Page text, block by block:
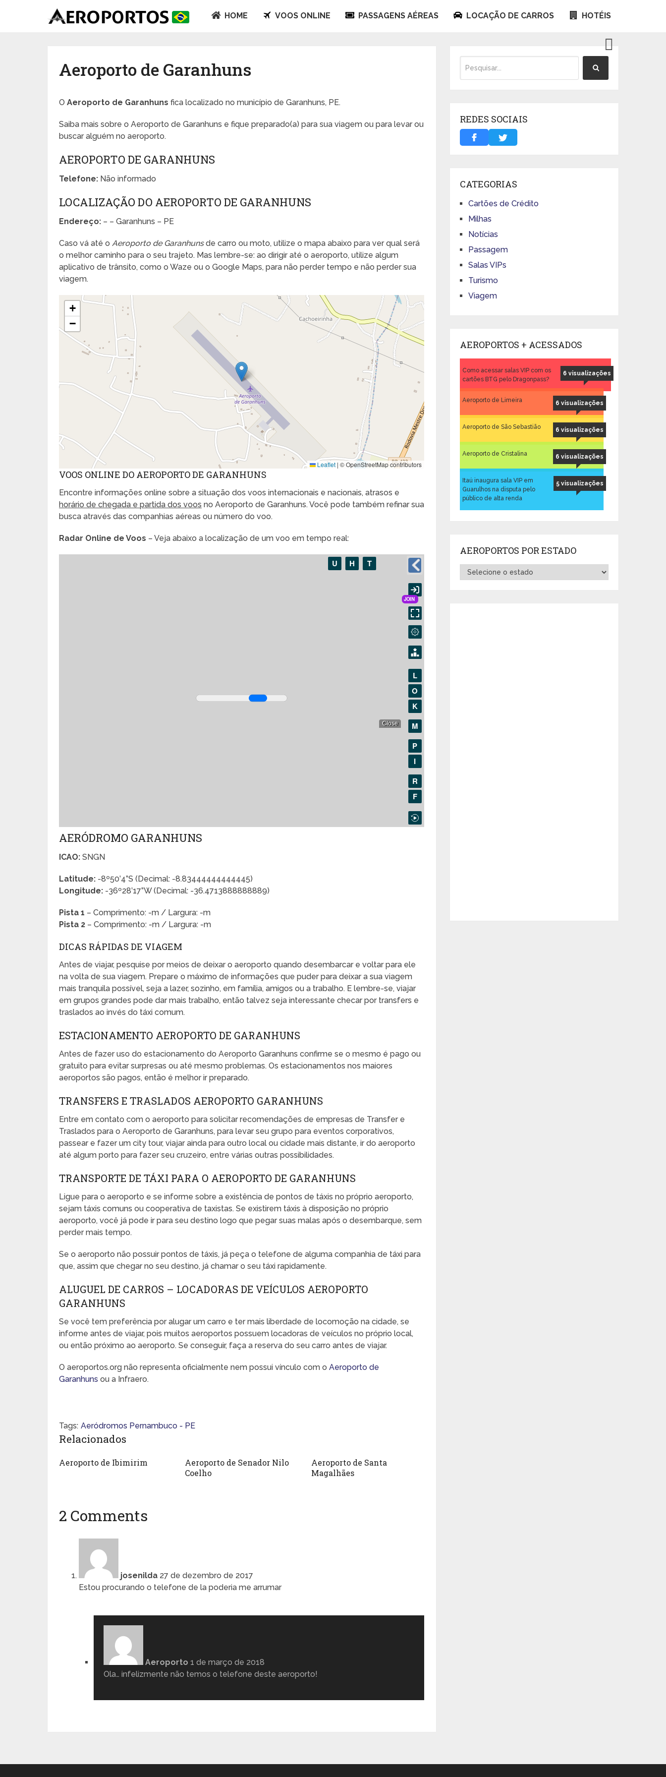
HOME VOOS ONLINE PASSAGENS AÉREAS LOCAÇÃO DE CARROS HOTÉIS
Aeroporto de Garanhuns
OAeroporto de Garanhuns fica localizado no município de Garanhuns, PE.
Saiba mais sobre o Aeroporto de Garanhuns e fique preparado(a) para sua viagem ou para levar ou
buscar alguém no aeroporto.
AEROPORTO DE GARANHUNS
Telefone: Não informado
LOCALIZAÇÃO DO AEROPORTO DE GARANHUNS
Endereço: – – Garanhuns – PE
Caso vá até o Aeroporto de Garanhunsde carro ou moto, utilize o mapa abaixo para ver qual será
o melhor caminho para o seu trajeto. Mas lembre-se: ao dirigir até o aeroporto, utilize algum
aplicativo de trânsito, como o Waze ou o Google Maps, para não perder tempo e não perder sua
viagem.
+
−
Leaflet | © OpenStreetMap contributors
VOOS ONLINE DO AEROPORTO DE GARANHUNS
Encontre informações online sobre a situação dos voos internacionais e nacionais, atrasos e
horário de chegada e partida dos voos no Aeroporto de Garanhuns. Você pode também refinar sua
busca através das companhias aéreas ou número do voo.
Radar Online de Voos – Veja abaixo a localização de um voo em tempo real:
AERÓDROMO GARANHUNS
ICAO: SNGN
Latitude: -8º50’4”S (Decimal: -8.83444444444445)
Longitude: -36º28’17”W (Decimal: -36.4713888888889)
Pista 1 – Comprimento: -m / Largura: -m
Pista 2 – Comprimento: -m / Largura: -m
DICAS RÁPIDAS DE VIAGEM
Antes de viajar, pesquise por meios de deixar o aeroporto quando desembarcar e voltar para ele
na volta de sua viagem. Prepare o máximo de informações que puder para deixar a sua viagem
mais tranquila possível, seja a lazer, sozinho, em família, amigos ou a trabalho. E lembre-se, viajar
em grupos grandes pode dar mais trabalho, então talvez seja interessante checar por transfers e
traslados ao invés do táxi comum.
ESTACIONAMENTO AEROPORTO DE GARANHUNS
Antes de fazer uso do estacionamento do Aeroporto Garanhuns confirme se o mesmo é pago ou
gratuito para evitar surpresas ou até mesmo problemas. Os estacionamentos nos maiores
aeroportos são pagos, então é melhor ir preparado.
TRANSFERS E TRASLADOS AEROPORTO GARANHUNS
Entre em contato com o aeroporto para solicitar recomendações de empresas de Transfer e
Traslados para o Aeroporto de Garanhuns, para levar seu grupo para eventos corporativos,
passear e fazer um city tour, viajar ainda para outro local ou cidade mais distante, ir do aeroporto
até algum porto para fazer seu cruzeiro, entre várias outras possibilidades.
TRANSPORTE DE TÁXI PARA O AEROPORTO DE GARANHUNS
Ligue para o aeroporto e se informe sobre a existência de pontos de táxis no próprio aeroporto,
sejam táxis comuns ou cooperativa de taxistas. Se existirem táxis à disposição no próprio
aeroporto, você já pode ir para seu destino logo que pegar suas malas após o desembarque, sem
perder mais tempo.
Se o aeroporto não possuir pontos de táxis, já peça o telefone de alguma companhia de táxi para
que, assim que chegar no seu destino, já chamar o seu táxi rapidamente.
ALUGUEL DE CARROS – LOCADORAS DE VEÍCULOS AEROPORTO
GARANHUNS
Se você tem preferência por alugar um carro e ter mais liberdade de locomoção na cidade, se
informe antes de viajar, pois muitos aeroportos possuem locadoras de veículos no próprio local,
ou então próximo ao aeroporto. Se conseguir, faça a reserva do seu carro antes de viajar.
O aeroportos.org não representa oficialmente nem possui vínculo com oAeroporto de
Garanhuns ou a Infraero.
Tags: Aeródromos Pernambuco - PE
Relacionados
Aeroporto de Ibimirim
Aeroporto de Senador Nilo
Coelho
Aeroporto de Santa
Magalhães
2 Comments
josenilda 27 de dezembro de 2017
Estou procurando o telefone de la poderia me arrumar
Aeroporto 1 de março de 2018
Ola… infelizmente não temos o telefone deste aeroporto!
REDES SOCIAIS
CATEGORIAS
Cartões de Crédito
Milhas
Notícias
Passagem
Salas VIPs
Turismo
Viagem
AEROPORTOS + ACESSADOS
6 visualizações
Como acessar salas VIP com os
cartões BTG pelo Dragonpass?
6 visualizações
Aeroporto de Limeira
6 visualizações
Aeroporto de São Sebastião
6 visualizações
Aeroporto de Cristalina
5 visualizações
Itaú inaugura sala VIP em
Guarulhos na disputa pelo
público de alta renda
AEROPORTOS POR ESTADO
Aeroportos
por